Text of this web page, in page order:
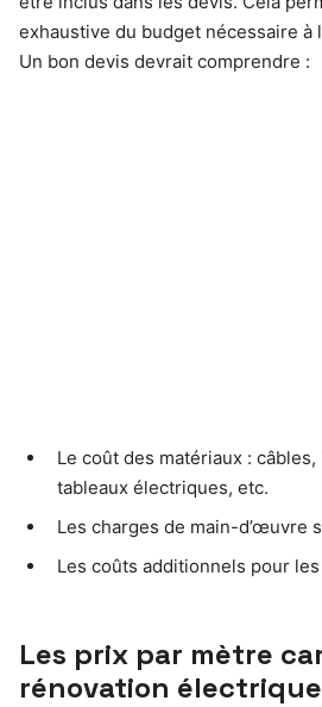
exhaustive du budget nécessaire
Un bon devis devrait comprendre :
Le coût des matériaux :
tableaux électriques, etc.
Les charges de main-d’œuvre
Les coûts additionnels pour
Les prix par mètre
rénovation électrique